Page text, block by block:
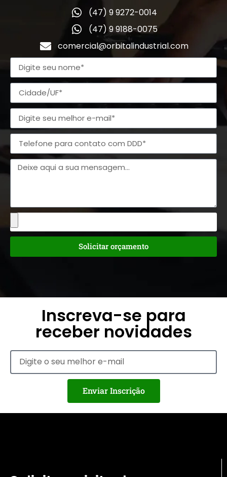
(47) 9 9272-0014
(47) 9 9188-0075
comercial@orbitalindustrial.com
Solicitar orçamento
Inscreva-se para
receber novidades
Enviar Inscrição